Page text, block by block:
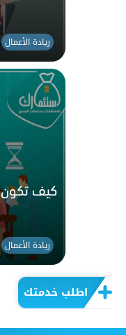
اطلب خدمتك
ريادة الأعمال
كيف تكون
ريادة الأعمال